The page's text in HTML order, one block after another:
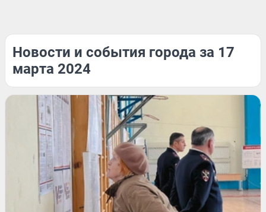
Новости и события города за 17
марта 2024